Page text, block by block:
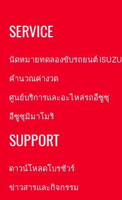
SERVICE
นัดหมายทดลองขับรถยนต์ ISUZU
คำนวณค่างวด
ศูนย์บริการและอะไหล่รถอีซูซุ
อีซูซุมิมาโมริ
SUPPORT
ดาวน์โหลดโบรชัวร์
ข่าวสารและกิจกรรม